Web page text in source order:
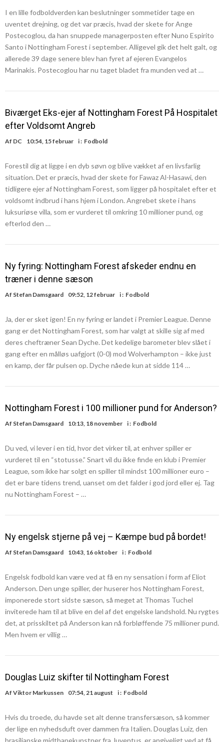
I en lille fodboldverden kan beslutninger sommetider tage en
uventet drejning, og det var præcis, hvad der skete for Ange
Postecoglou, da han snuppede managerposten efter Nuno Espirito
Santo i Nottingham Forest i september. Alligevel gik det helt galt, og
allerede 39 dage senere blev han fyret af ejeren Evangelos
Marinakis. Postecoglou har nu taget bladet fra munden ved at …
Biværget Eks-ejer af Nottingham Forest På Hospitalet
efter Voldsomt Angreb
Af DC 10:54, 15 februar i : Fodbold
Forestil dig at ligge i en dyb søvn og blive vækket af en livsfarlig
situation. Det er præcis, hvad der skete for Fawaz Al-Hasawi, den
tidligere ejer af Nottingham Forest, som ligger på hospitalet efter et
voldsomt indbrud i hans hjem i London. Angrebet skete i hans
luksuriøse villa, som er vurderet til omkring 10 millioner pund, og
efterlod den …
Ny fyring: Nottingham Forest afskeder endnu en
træner i denne sæson
Af Stefan Damsgaard 09:52, 12 februar i : Fodbold
Ja, der er sket igen! En ny fyring er landet i Premier League. Denne
gang er det Nottingham Forest, som har valgt at skille sig af med
deres cheftræner Sean Dyche. Det kedelige barometer blev slået i
gang efter en målløs uafgjort (0-0) mod Wolverhampton – ikke just
en kamp, der får pulsen op. Dyche nåede kun at sidde 114 …
Nottingham Forest i 100 millioner pund for Anderson?
Af Stefan Damsgaard 10:13, 18 november i : Fodbold
Du ved, vi lever i en tid, hvor det virker til, at enhver spiller er
vurderet til en “stotusse.” Snart vil du ikke finde en klub i Premier
League, som ikke har solgt en spiller til mindst 100 millioner euro –
det er bare tidens trend, uanset om det falder i god jord eller ej. Tag
nu Nottingham Forest – …
Ny engelsk stjerne på vej – Kæmpe bud på bordet!
Af Stefan Damsgaard 10:43, 16 oktober i : Fodbold
Engelsk fodbold kan være ved at få en ny sensation i form af Eliot
Anderson. Den unge spiller, der huserer hos Nottingham Forest,
imponerede stort sidste sæson, så meget at Thomas Tuchel
inviterede ham til at blive en del af det engelske landshold. Nu rygtes
det, at prisskiltet på Anderson kan nå forbløffende 75 millioner pund.
Men hvem er villig …
Douglas Luiz skifter til Nottingham Forest
Af Viktor Markussen 07:54, 21 august i : Fodbold
Hvis du troede, du havde set alt denne transfersæson, så kommer
der lige en nyhedsduft over dammen fra Italien. Douglas Luiz, den
brasilianske midtbanekunstner fra Juventus, er angiveligt ved at få